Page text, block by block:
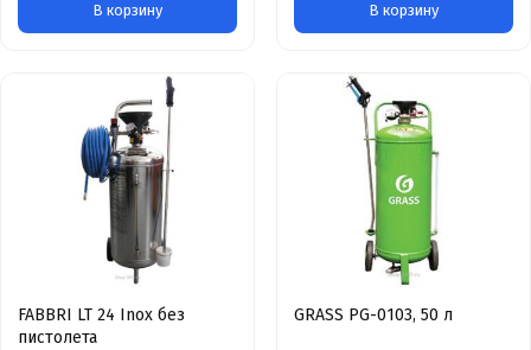
В корзину В корзину
FABBRI LT 24 Inox без
пистолета
GRASS PG-0103, 50 л